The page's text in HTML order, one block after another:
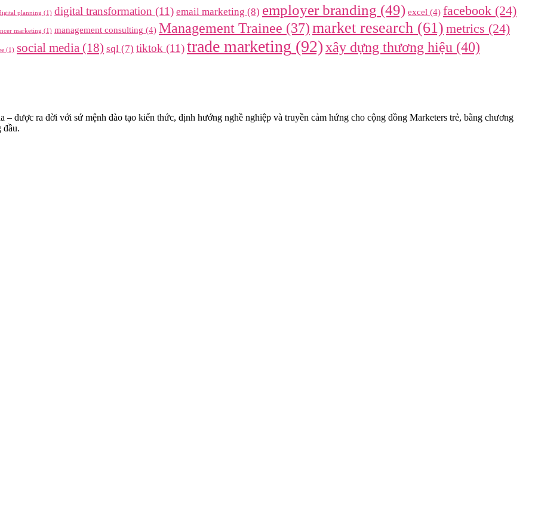
planning (1) digital transformation (11) email marketing (8) employer branding (49) excel (4) facebook (24)
marketing (1) management consulting (4) Management Trainee (37)market research (61) metrics (24)
(1) social media (18) sql (7) tiktok (11)trade marketing (92)xây dựng thương hiệu (40)
được ra đời với sứ mệnh đào tạo kiến thức, định hướng nghề nghiệp và truyền cảm hứng cho cộng đồng Marketers trẻ, bằng chương
đầu.